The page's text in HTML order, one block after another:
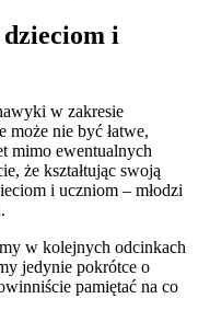
dzieciom i
w zakresie
może nie być łatwe,
mimo ewentualnych
że kształtując swoją
i uczniom – młodzi
w kolejnych odcinkach
jedynie pokrótce o
pamiętać na co